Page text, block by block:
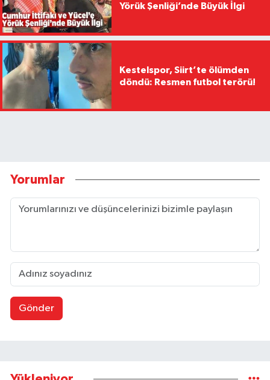
Yörük Şenliği’nde Büyük İlgi
Kestelspor, Siirt’te ölümden
döndü: Resmen futbol terörü!
Yorumlar
Gönder